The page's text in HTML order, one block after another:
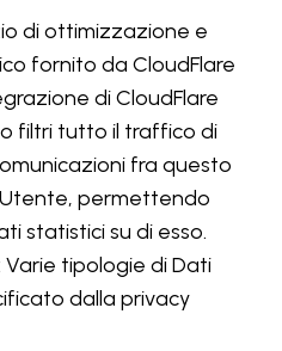
di ottimizzazione e
fornito da CloudFlare
di CloudFlare
filtri tutto il traffico di
fra questo
permettendo
statistici su di esso.
tipologie di Dati
dalla privacy